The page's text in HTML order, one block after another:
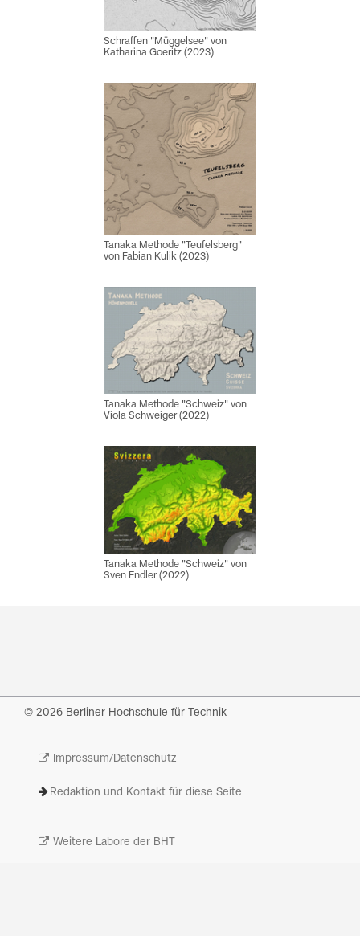
Schraffen "Müggelsee" von
Katharina Goeritz (2023)
Tanaka Methode "Teufelsberg"
von Fabian Kulik (2023)
Tanaka Methode "Schweiz" von
Viola Schweiger (2022)
Tanaka Methode "Schweiz" von
Sven Endler (2022)
© 2026 Berliner Hochschule für Technik
Impressum/Datenschutz
Redaktion und Kontakt für diese Seite
Weitere Labore der BHT